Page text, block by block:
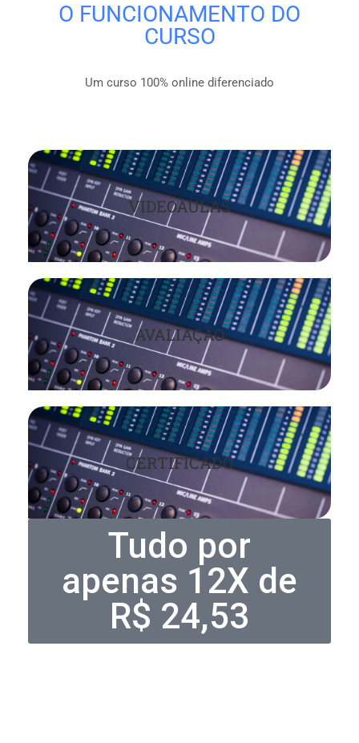
O FUNCIONAMENTO DO
CURSO
Um curso 100% online diferenciado
VIDEOAULAS
AVALIAÇÃO
CERTIFICADO
Tudo por
apenas 12X de
R$ 24,53